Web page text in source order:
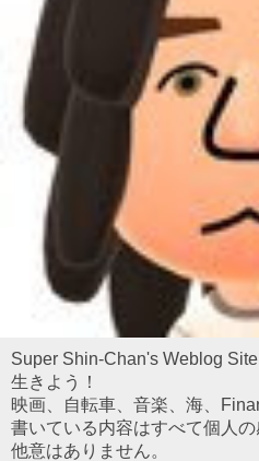
Super Shin-Chan's Weblog
生きよう！
映画、自転車、音楽、海、
書いている内容はすべて個人の
他意はありません。